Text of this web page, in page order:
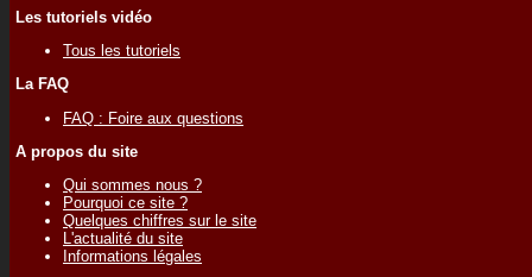
Les tutoriels vidéo
Tous les tutoriels
La FAQ
FAQ : Foire aux questions
A propos du site
Qui sommes nous ?
Pourquoi ce site ?
Quelques chiffres sur le site
L'actualité du site
Informations légales